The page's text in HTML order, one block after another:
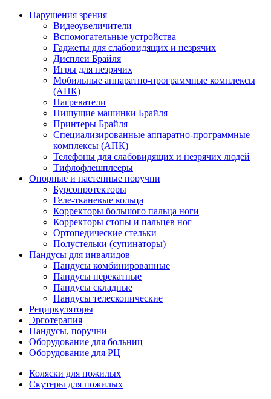
Нарушения зрения
Видеоувеличители
Вспомогательные устройства
Гаджеты для слабовидящих и незрячих
Дисплеи Брайля
Игры для незрячих
Мобильные аппаратно-программные комплексы
(АПК)
Нагреватели
Пишущие машинки Брайля
Принтеры Брайля
Специализированные аппаратно-программные
комплексы (АПК)
Телефоны для слабовидящих и незрячих людей
Тифлофлешплееры
Опорные и настенные поручни
Бурсопротекторы
Геле-тканевые кольца
Корректоры большого пальца ноги
Корректоры стопы и пальцев ног
Ортопедические стельки
Полустельки (супинаторы)
Пандусы для инвалидов
Пандусы комбинированные
Пандусы перекатные
Пандусы складные
Пандусы телескопические
Рециркуляторы
Эрготерапия
Пандусы, поручни
Оборудование для больниц
Оборудование для РЦ
Коляски для пожилых
Скутеры для пожилых